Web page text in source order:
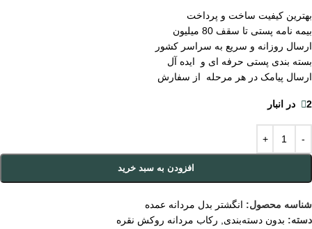
بهترین کیفیت ساخت و پرداخت
بیمه نامه پستی تا سقف 80 میلیون
ارسال روزانه و سریع به سراسر کشور
بسته بندی پستی حرفه ای و ایده آل
ارسال پیامک در هر مرحله از سفارش
2 در انبار
افزودن به سبد خرید
شناسه محصول: انگشتر بدل مردانه عمده
دسته: بدون دسته‌بندی, رکاب مردانه روکش نقره